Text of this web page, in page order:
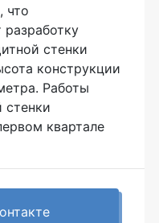
что
разработку
стенки
конструкции
Работы
стенки
квартале